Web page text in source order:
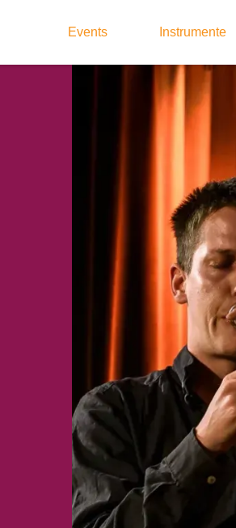
Events Instrumente